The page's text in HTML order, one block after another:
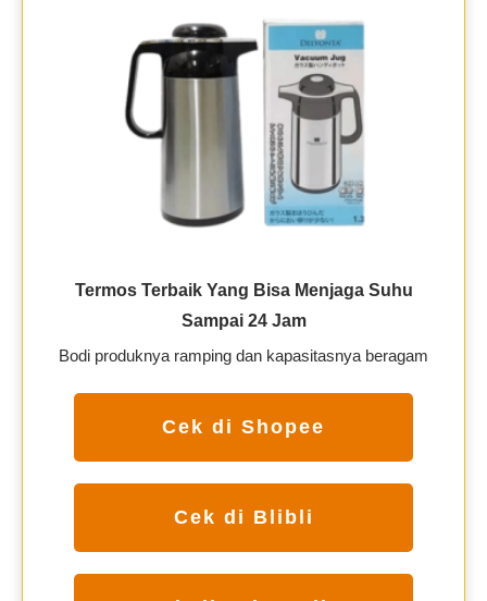
Termos Terbaik Yang Bisa Menjaga Suhu
Sampai 24 Jam
Bodi produknya ramping dan kapasitasnya beragam
Cek di Shopee
Cek di Blibli